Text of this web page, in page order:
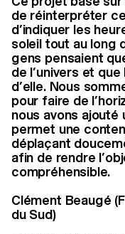
de réinterpréter
d’indiquer les
soleil tout au long
gens pensaient
de l’univers et
d’elle. Nous
pour faire de
nous avons ajouté
permet une
déplaçant
afin de rendre
compréhensible.
Clément Beaugé
du Sud)